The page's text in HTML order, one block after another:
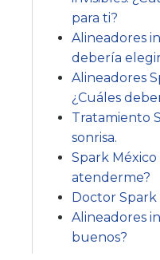
para ti?
Alineadores
debería
Alineadores
¿Cuáles
Tratamiento
sonrisa.
Spark
atenderme?
Doctor Spark
Alineadores
buenos?